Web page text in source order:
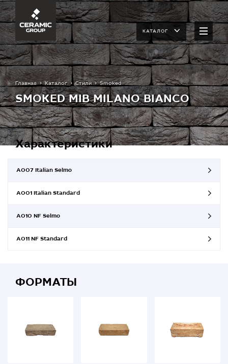
КАТАЛОГ
Главная Каталог Стили Smoked
SMOKED MIB MILANO BIANCO
Характеристики
A007 Italian Selmo
A001 Italian Standard
A010 NF Selmo
A011 NF Standard
ФОРМАТЫ